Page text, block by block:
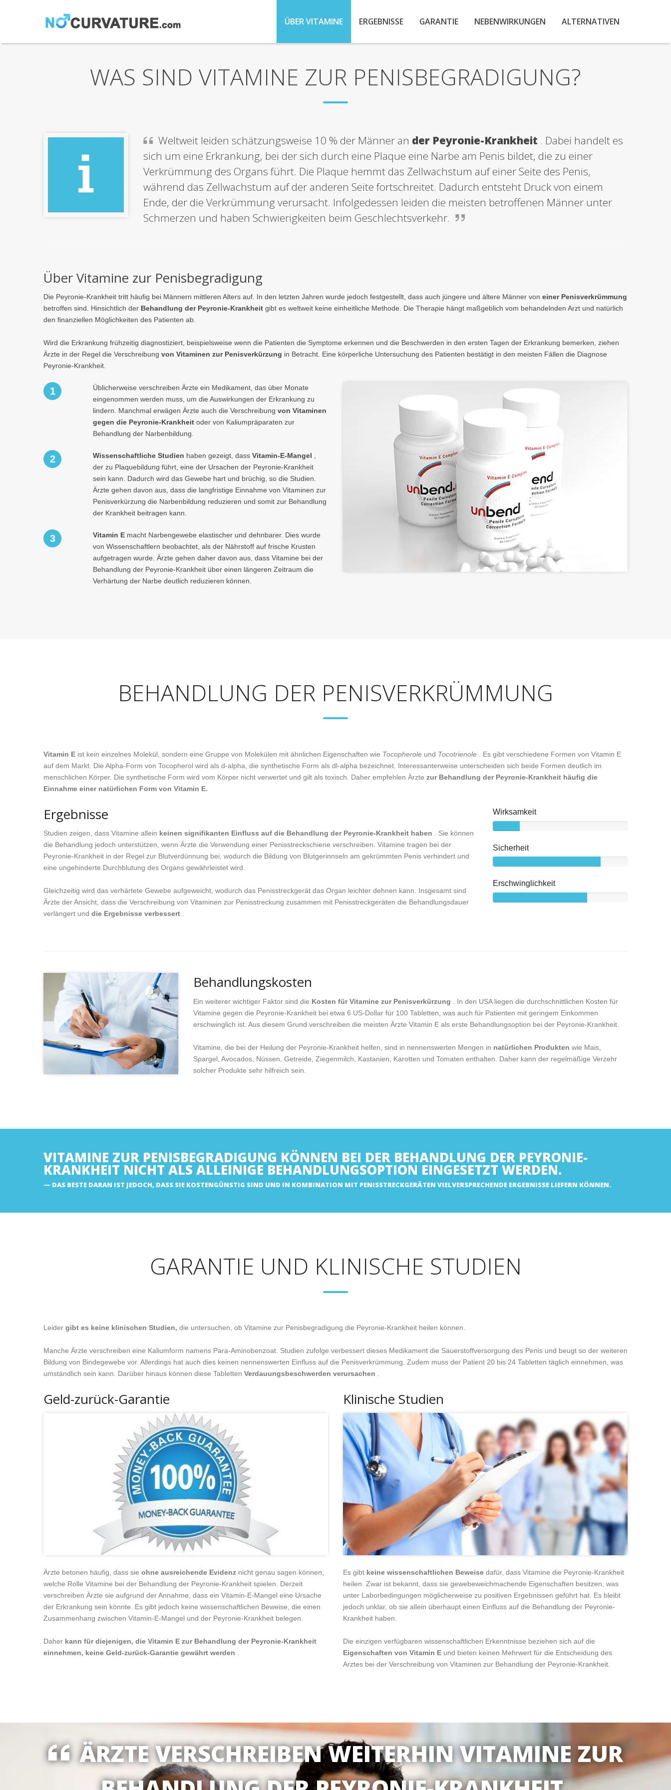
ÜBER VITAMINE ERGEBNISSE GARANTIE NEBENWIRKUNGEN ALTERNATIVEN
WAS SIND VITAMINE ZUR PENISBEGRADIGUNG?
Weltweit leiden schätzungsweise 10 % der Männer an der Peyronie-Krankheit . Dabei handelt es
sich um eine Erkrankung, bei der sich durch eine Plaque eine Narbe am Penis bildet, die zu einer
Verkrümmung des Organs führt. Die Plaque hemmt das Zellwachstum auf einer Seite des Penis,
während das Zellwachstum auf der anderen Seite fortschreitet. Dadurch entsteht Druck von einem
Ende, der die Verkrümmung verursacht. Infolgedessen leiden die meisten betroffenen Männer unter
Schmerzen und haben Schwierigkeiten beim Geschlechtsverkehr.
Über Vitamine zur Penisbegradigung
Die Peyronie-Krankheit tritt häufig bei Männern mittleren Alters auf. In den letzten Jahren wurde jedoch festgestellt, dass auch jüngere und ältere Männer von einer Penisverkrümmung
betroffen sind. Hinsichtlich der Behandlung der Peyronie-Krankheit gibt es weltweit keine einheitliche Methode. Die Therapie hängt maßgeblich vom behandelnden Arzt und natürlich
den finanziellen Möglichkeiten des Patienten ab.
Wird die Erkrankung frühzeitig diagnostiziert, beispielsweise wenn die Patienten die Symptome erkennen und die Beschwerden in den ersten Tagen der Erkrankung bemerken, ziehen
Ärzte in der Regel die Verschreibung von Vitaminen zur Penisverkürzung in Betracht. Eine körperliche Untersuchung des Patienten bestätigt in den meisten Fällen die Diagnose
Peyronie-Krankheit.
1
Üblicherweise verschreiben Ärzte ein Medikament, das über Monate
eingenommen werden muss, um die Auswirkungen der Erkrankung zu
lindern. Manchmal erwägen Ärzte auch die Verschreibung von Vitaminen
gegen die Peyronie-Krankheitoder von Kaliumpräparaten zur
Behandlung der Narbenbildung.
2 Wissenschaftliche Studien haben gezeigt, dass Vitamin-E-Mangel
der zu Plaquebildung führt, eine der Ursachen der Peyronie-Krankheit
sein kann. Dadurch wird das Gewebe hart und brüchig, so die Studien.
Ärzte gehen davon aus, dass die langfristige Einnahme von Vitaminen zur
Penisverkürzung die Narbenbildung reduzieren und somit zur Behandlung
der Krankheit beitragen kann.
3 Vitamin Emacht Narbengewebe elastischer und dehnbarer. Dies wurde
von Wissenschaftlern beobachtet, als der Nährstoff auf frische Krusten
aufgetragen wurde. Ärzte gehen daher davon aus, dass Vitamine bei der
Behandlung der Peyronie-Krankheit über einen längeren Zeitraum die
Verhärtung der Narbe deutlich reduzieren können.
BEHANDLUNG DER PENISVERKRÜMMUNG
Vitamin E ist kein einzelnes Molekül, sondern eine Gruppe von Molekülen mit ähnlichen Eigenschaften wie Tocopherole und Tocotrienole . Es gibt verschiedene Formen von Vitamin E
auf dem Markt. Die Alpha-Form von Tocopherol wird als d-alpha, die synthetische Form als dl-alpha bezeichnet. Interessanterweise unterscheiden sich beide Formen deutlich im
menschlichen Körper. Die synthetische Form wird vom Körper nicht verwertet und gilt als toxisch. Daher empfehlen Ärzte zur Behandlung der Peyronie-Krankheit häufig die
Einnahme einer natürlichen Form von Vitamin E.
Ergebnisse
Studien zeigen, dass Vitamine allein keinen signifikanten Einfluss auf die Behandlung der Peyronie-Krankheit haben . Sie können
die Behandlung jedoch unterstützen, wenn Ärzte die Verwendung einer Penisstreckschiene verschreiben. Vitamine tragen bei der
Peyronie-Krankheit in der Regel zur Blutverdünnung bei, wodurch die Bildung von Blutgerinnseln am gekrümmten Penis verhindert und
eine ungehinderte Durchblutung des Organs gewährleistet wird.
Gleichzeitig wird das verhärtete Gewebe aufgeweicht, wodurch das Penisstreckgerät das Organ leichter dehnen kann. Insgesamt sind
Ärzte der Ansicht, dass die Verschreibung von Vitaminen zur Penisstreckung zusammen mit Penisstreckgeräten die Behandlungsdauer
verlängert und die Ergebnisse verbessert .
Wirksamkeit
Sicherheit
Erschwinglichkeit
Behandlungskosten
Ein weiterer wichtiger Faktor sind die Kosten für Vitamine zur Penisverkürzung . In den USA liegen die durchschnittlichen Kosten für
Vitamine gegen die Peyronie-Krankheit bei etwa 6 US-Dollar für 100 Tabletten, was auch für Patienten mit geringem Einkommen
erschwinglich ist. Aus diesem Grund verschreiben die meisten Ärzte Vitamin E als erste Behandlungsoption bei der Peyronie-Krankheit.
Vitamine, die bei der Heilung der Peyronie-Krankheit helfen, sind in nennenswerten Mengen in natürlichen Produkten wie Mais,
Spargel, Avocados, Nüssen, Getreide, Ziegenmilch, Kastanien, Karotten und Tomaten enthalten. Daher kann der regelmäßige Verzehr
solcher Produkte sehr hilfreich sein.
VITAMINE ZUR PENISBEGRADIGUNG KÖNNEN BEI DER BEHANDLUNG DER PEYRONIE-
KRANKHEIT NICHT ALS ALLEINIGE BEHANDLUNGSOPTION EINGESETZT WERDEN.
DAS BESTE DARAN IST JEDOCH, DASS SIE KOSTENGÜNSTIG SIND UND IN KOMBINATION MIT PENISSTRECKGERÄTEN VIELVERSPRECHENDE ERGEBNISSE LIEFERN KÖNNEN.
GARANTIE UND KLINISCHE STUDIEN
Leider gibt es keine klinischen Studien, die untersuchen, ob Vitamine zur Penisbegradigung die Peyronie-Krankheit heilen können.
Manche Ärzte verschreiben eine Kaliumform namens Para-Aminobenzoat. Studien zufolge verbessert dieses Medikament die Sauerstoffversorgung des Penis und beugt so der weiteren
Bildung von Bindegewebe vor. Allerdings hat auch dies keinen nennenswerten Einfluss auf die Penisverkrümmung. Zudem muss der Patient 20 bis 24 Tabletten täglich einnehmen, was
umständlich sein kann. Darüber hinaus können diese Tabletten Verdauungsbeschwerden verursachen .
Geld-zurück-Garantie
Ärzte betonen häufig, dass sie ohne ausreichende Evidenz nicht genau sagen können,
welche Rolle Vitamine bei der Behandlung der Peyronie-Krankheit spielen. Derzeit
verschreiben Ärzte sie aufgrund der Annahme, dass ein Vitamin-E-Mangel eine Ursache
der Erkrankung sein könnte. Es gibt jedoch keine wissenschaftlichen Beweise, die einen
Zusammenhang zwischen Vitamin-E-Mangel und der Peyronie-Krankheit belegen.
Daher kann für diejenigen, die Vitamin E zur Behandlung der Peyronie-Krankheit
einnehmen, keine Geld-zurück-Garantie gewährt werden
Klinische Studien
Es gibt keine wissenschaftlichen Beweise dafür, dass Vitamine die Peyronie-Krankheit
heilen. Zwar ist bekannt, dass sie gewebeweichmachende Eigenschaften besitzen, was
unter Laborbedingungen möglicherweise zu positiven Ergebnissen geführt hat. Es bleibt
jedoch unklar, ob sie allein überhaupt einen Einfluss auf die Behandlung der Peyronie-
Krankheit haben.
Die einzigen verfügbaren wissenschaftlichen Erkenntnisse beziehen sich auf die
Eigenschaften von Vitamin E und bieten keinen Mehrwert für die Entscheidung des
Arztes bei der Verschreibung von Vitaminen zur Behandlung der Peyronie-Krankheit.
ÄRZTE VERSCHREIBEN WEITERHIN VITAMINE ZUR